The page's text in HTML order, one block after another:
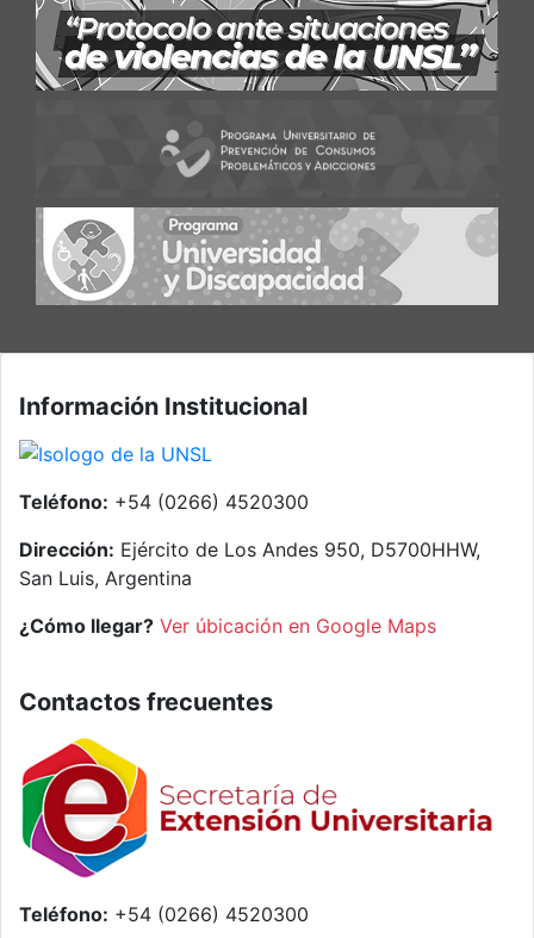
Información Institucional
Teléfono: +54 (0266) 4520300
Dirección: Ejército de Los Andes 950, D5700HHW,
San Luis, Argentina
¿Cómo llegar? Ver úbicación en Google Maps
Contactos frecuentes
Teléfono: +54 (0266) 4520300